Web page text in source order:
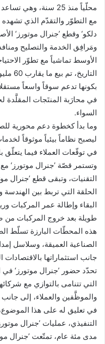
محلّياً منذ 25 سنة،
مع التطوّر والتقدّم الذي
دلكو‘ وقطع ’جنرال موتورز‘
ومَرافِق الخدمة والتصليح
الأوسط تماشياً مع تطوّر
بكونها تدعم سوقاً واسعاً
في محارَبة المنتَجات المقلَّدة
السواء.
وما بدأ كخطوة دعم محورية
ليصبح نظاماً بيئياً موثوقاً
في توقّعات العملاء فيما يتعلّق
وتستمر قصّة ’جنرال موتورز‘
التقنيات، وتبقى قطع ’جنرال
الحلقة التي تربط بين الهندسة
البقاء وإطالة عمر المركبات
طويلة بعد خروج المركبات من
هذه المحطّات البارزة تسلّط
الصناعية العميقة، وسلاسل
جانب استثماراتها
تحدّد حضور ’جنرال موتورز‘ في
التي تتنامى بالتوازي مع
والموظَّفين والعملاء، إلى
في تعليق له على هذا الموضوع،
التنفيذي، عمليات ’جنرال
مدى مئة عام، تمتّعت ’جنرال